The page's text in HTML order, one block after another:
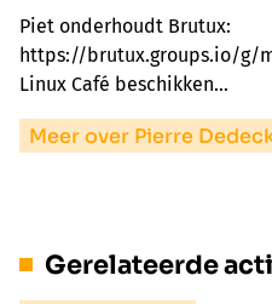
Piet onderhoudt Brutux:
https://brutux.groups.io/g/
Linux Café beschikken…
Meer over Pierre
Gerelateerde